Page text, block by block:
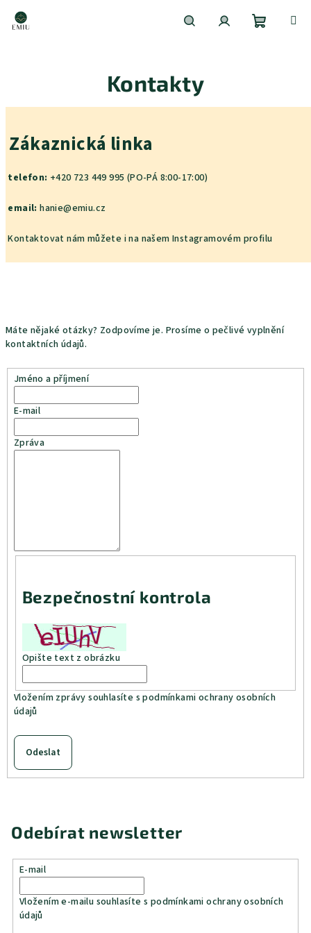
obsah
Kontakty
Zákaznická linka
telefon: +420 723 449 995 (PO-PÁ 8:00-17:00)
email: hanie@emiu.cz
Kontaktovat nám můžete i na našem Instagramovém profilu
Máte nějaké otázky? Zodpovíme je. Prosíme o pečlivé vyplnění
kontaktních údajů.
Jméno a příjmení
E-mail
Zpráva
Bezpečnostní kontrola
Opište text z obrázku
Vložením zprávy souhlasíte spodmínkami ochrany osobních
údajů
Odeslat
Odebírat newsletter
E-mail
Vložením e-mailu souhlasíte s podmínkami ochrany osobních
údajů